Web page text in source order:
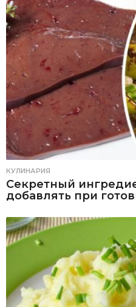
КУЛИНАРИЯ
Секретный
добавлять при